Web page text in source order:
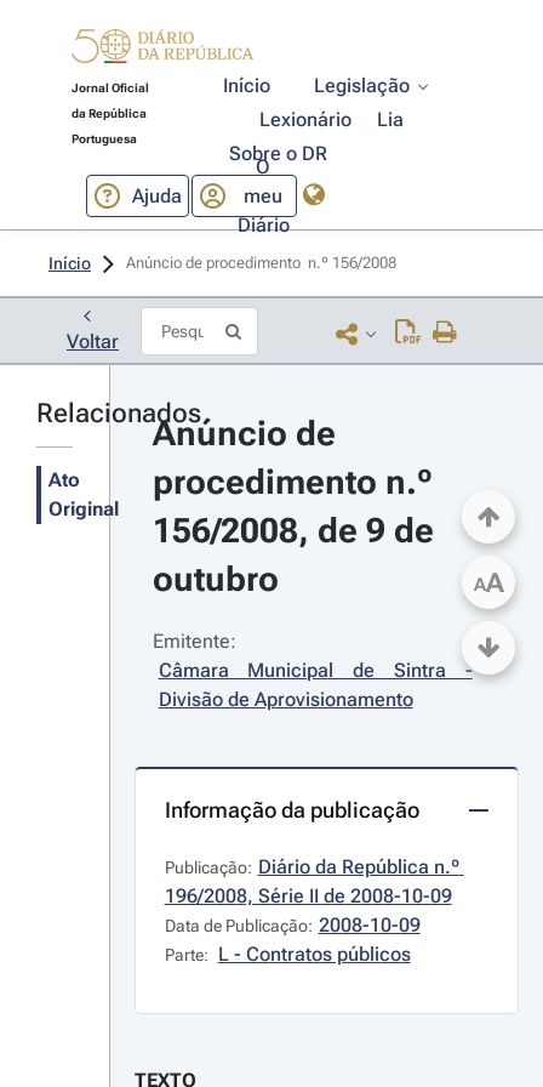
Jornal Oficial
da República
Portuguesa
Início
Legislação
Lexionário
Lia
Sobre o DR
Ajuda
O
meu
Diário
Início Anúncio de procedimento  n.º 156/2008
Voltar
Relacionados
Ato
Original
Anúncio de
procedimento n.º
156/2008, de 9 de
outubro
Emitente:
Câmara Municipal de Sintra -
Divisão de Aprovisionamento
Informação da publicação
Publicação: Diário da República n.º
196/2008, Série II de 2008-10-09
Data de Publicação: 2008-10-09
Parte: L - Contratos públicos
TEXTO
AA